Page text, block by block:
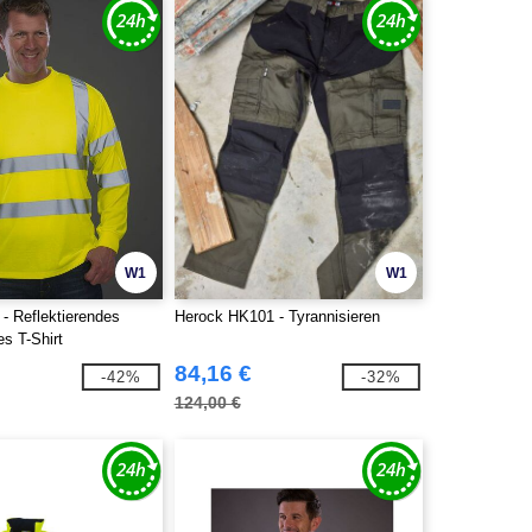
W1
Reflektierendes
T-Shirt
-42%
W1
Herock HK101 - Tyrannisieren
84,16 €
124,00 €
-32%